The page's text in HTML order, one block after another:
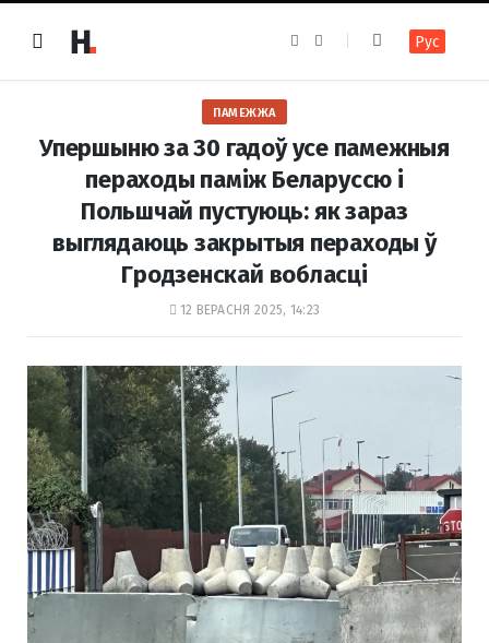
e
k
t
a
m
Рус
ПАМЕЖЖА
Упершыню за 30 гадоў усе памежныя
пераходы паміж Беларуссю і
Польшчай пустуюць: як зараз
выглядаюць закрытыя пераходы ў
Гродзенскай вобласці
12 ВЕРАСНЯ 2025, 14:23